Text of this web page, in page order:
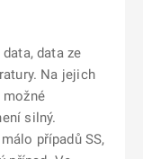
data ze
Na jejich
možné
silný.
případů SS,